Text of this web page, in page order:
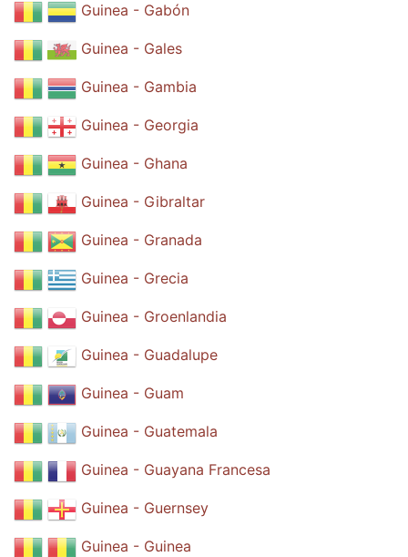
Guinea - Gabón
Guinea - Gales
Guinea - Gambia
Guinea - Georgia
Guinea - Ghana
Guinea - Gibraltar
Guinea - Granada
Guinea - Grecia
Guinea - Groenlandia
Guinea - Guadalupe
Guinea - Guam
Guinea - Guatemala
Guinea - Guayana Francesa
Guinea - Guernsey
Guinea - Guinea